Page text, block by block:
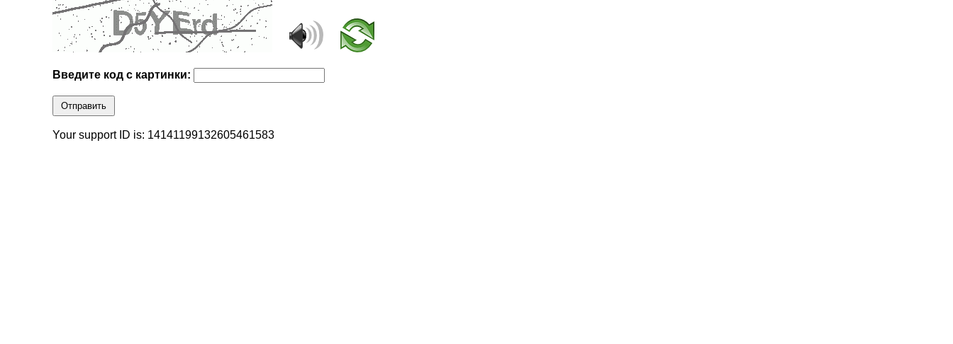
Введите код с картинки:
Отправить
Your support ID is: 14141199132605461583